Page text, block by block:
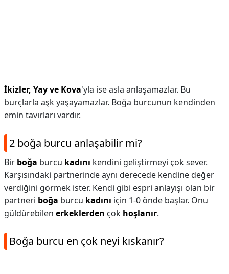
İkizler, Yay ve Kova'yla ise asla anlaşamazlar. Bu
burçlarla aşk yaşayamazlar. Boğa burcunun kendinden
emin tavırları vardır.
2 boğa burcu anlaşabilir mi?
Bir boğa burcu kadını kendini geliştirmeyi çok sever.
Karşısındaki partnerinde aynı derecede kendine değer
verdiğini görmek ister. Kendi gibi espri anlayışı olan bir
partneri boğa burcu kadını için 1-0 önde başlar. Onu
güldürebilen erkeklerden çok hoşlanır.
Boğa burcu en çok neyi kıskanır?